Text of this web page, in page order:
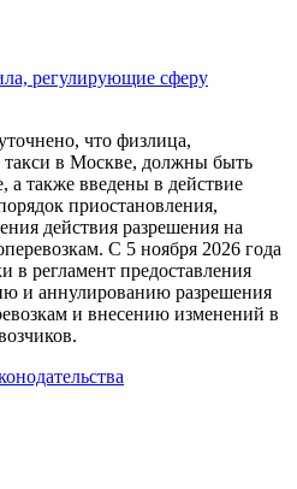
регулирующие сферу
что физлица,
в Москве, должны быть
а также введены в действие
приостановления,
действия разрешения на
С 5 ноября 2026 года
в регламент предоставления
и аннулированию разрешения
и внесению изменений в